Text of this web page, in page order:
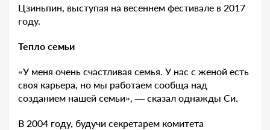
Цзиньпин, выступая на весеннем фестивале в 2017
году.
Тепло семьи
«У меня очень счастливая семья. У нас с женой есть
своя карьера, но мы работаем сообща над
созданием нашей семьи», — сказал однажды Си.
В 2004 году, будучи секретарем комитета